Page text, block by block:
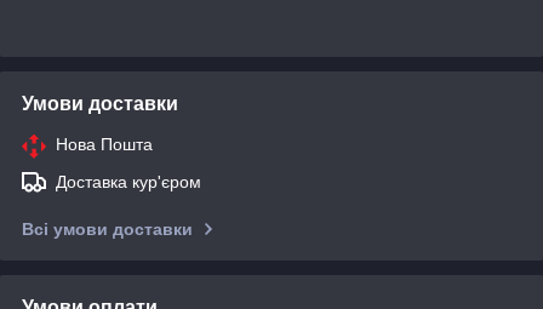
Умови доставки
Нова Пошта
Доставка кур'єром
Всі умови доставки